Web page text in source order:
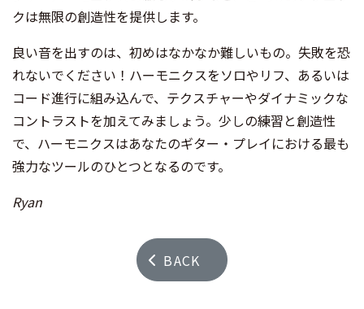
クは無限の創造性を提供します。
良い音を出すのは、初めはなかなか難しいもの。失敗を恐
れないでください！ハーモニクスをソロやリフ、あるいは
コード進行に組み込んで、テクスチャーやダイナミックな
コントラストを加えてみましょう。少しの練習と創造性
で、ハーモニクスはあなたのギター・プレイにおける最も
強力なツールのひとつとなるのです。
Ryan
BACK